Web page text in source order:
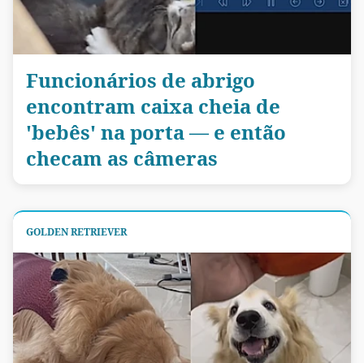
Funcionários de abrigo
encontram caixa cheia de
'bebês' na porta — e então
checam as câmeras
GOLDEN RETRIEVER